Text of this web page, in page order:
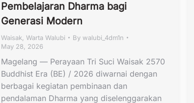
Pembelajaran Dharma bagi
Generasi Modern
Waisak, Warta Walubi By walubi_4dm1n
May 28, 2026
Magelang — Perayaan Tri Suci Waisak 2570
Buddhist Era (BE) / 2026 diwarnai dengan
berbagai kegiatan pembinaan dan
pendalaman Dharma yang diselenggarakan